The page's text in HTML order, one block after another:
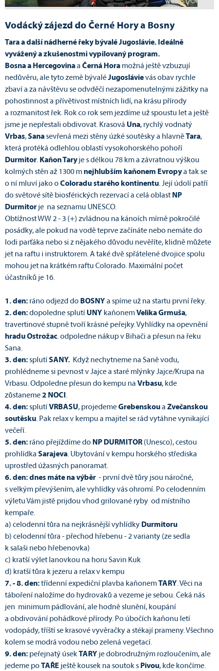
Vodácký zájezd do Černé Hory a Bosny
Tara a další nádherné řeky bývalé Jugoslávie. Ideálně
vyvážený a zkušenostmi vypilovaný program.
Bosna a Hercegovinaa Černá Hora možná ještě vzbuzují
nedůvěru, ale tyto země bývaléJugoslávievás obav rychle
zbaví a za návštěvu se odvděčí nezapomenutelnými zážitky na
pohostinnost a přívětivost místních lidí, na krásu přírody
a rozmanitost řek. Rok co rok sem jezdíme už spoustu let a ještě
jsme je nepřestali obdivovat. Krasová Una, rychlý vodnatý
Vrbas,Sanasevřená mezi stěny úzké soutěsky a hlavněTara,
která protéká odlehlou oblastí vysokohorského pohoří
Durmitor. Kaňon Taryje s délkou 78 km a závratnou výškou
kolmých stěn až 1300 m nejhlubším kaňonem Evropya tak se
o ní mluví jako oColoradu starého kontinentu. Její údolí patří
do světové sítě biosférických rezervací a celá oblast NP
Durmitor je na seznamu UNESCO.
Obtížnost WW 2 - 3 (+) zvládnou na kánoích mírně pokročilé
posádky, ale pokud na vodě teprve začínáte nebo nemáte do
lodi parťáka nebo si z nějakého důvodu nevěříte, klidně můžete
jet na raftu i instruktorem. A také dvě spřátelené dvojice spolu
mohou jet na krátkém raftu Colorado. Maximální počet
účastníků je 16.
1. den: ráno odjezd do BOSNY a spíme už na startu první řeky.
2. den:dopoledne splutí UNY kaňonemVelika Grmuša,
travertinové stupně tvoří krásné peřejky. Vyhlídky na opevnění
hradu Ostrožac. odpoledne nákup v Bihači a přesun na řeku
Sana.
3. den:splutí SANY. Když nechytneme na Saně vodu,
prohlédneme si pevnost v Jajce a staré mlýnky Jajce/Krupa na
Vrbasu. Odpoledne přesun do kempu na Vrbasu, kde
zůstaneme2 NOCI .
4. den:splutí VRBASU, projedemeGrebenskoua Zvečanskou
soutěsku. Pak relax v kempu a majitel se rád vytáhne vynikající
večeří.
5. den: ráno přejíždíme do NP DURMITOR (Unesco), cestou
prohlídka Sarajeva. Ubytování v kempu horského střediska
uprostřed úžasných panoramat.
6. den: dnes máte na výběr - první dvě tůry jsou náročné,
s velkým převýšením, ale vyhlídky vás ohromí. Po celodenním
výletu Vám jistě prijdou vhod grilované ryby od místního
kempaře.
a) celodenní tůra na nejkrásnější vyhlídky Durmitoru
b) celodenní tůra - přechod hřebenu - 2 varianty (ze sedla
k salaši nebo hřebenovka)
c) kratší výlet lanovkou na horu Savin Kuk
d) kratší tůra k jezeru a relax v kempu
7. - 8. den:třídenní expediční plavba kaňonemTARY. Věci na
táboření naložíme do hydrovaků a vezeme je sebou. Čeká nás
jen minimum pádlování, ale hodně slunění, koupání
a obdivování pohádkové přírody. Po úbočích kaňonu letí
vodopády, tříští se krasové vyvěračky a stékají prameny. Všechno
kolem se modrá vodou nebo zelená vegetací.
9. den: peřejnatý úsekTARY je dobrodružným rozloučením, ale
jedeme poTAŘE ještě kousek na soutok s Pivou, kde končíme.